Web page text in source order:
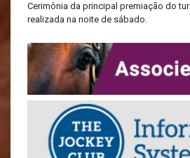
Cerimônia da principal premiação do
realizada na noite de sábado.